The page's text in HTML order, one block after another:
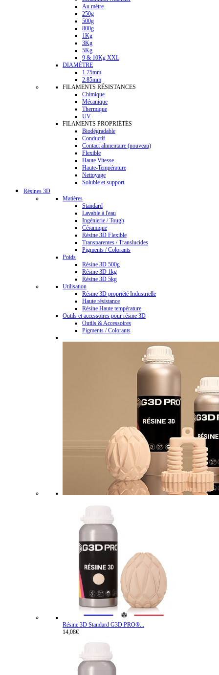
Au mètre
250g
500g
800g
1Kg
3Kg
5Kg
9 & 10Kg XXL
DIAMÈTRE
1.75mm
2.85mm
FILAMENTS RÉSISTANCES
Chimique
Mécanique
Thermique
UV
FILAMENTS PROPRIÉTÉS
Biodégradable
Conductif
Contact alimentaire (nouveau)
Flexible
Haute Vitesse
Haute-Température
Nettoyage
Soluble et support
Résines 3D
Matières
Standard
Lavable à l'eau
Ingénierie / Tough
Céramique
Résine 3D Flexible
Transparentes / Translucides
Pigments / Colorants
Poids
Résine 3D 500g
Résine 3D 1kg
Résine 3D 5kg
Utilisation
Résine 3D propriété Industrielle
Haute résistance
Résine Haute température
Outils et accessoires pour résine 3D
Outils & Accessoires
Pigments / Colorants
Résine 3D Standard G3D PRO®...
14,08€